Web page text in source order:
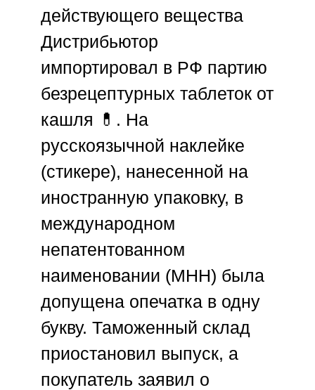
действующего вещества
Дистрибьютор
импортировал в РФ партию
безрецептурных таблеток от
кашля 💊. На
русскоязычной наклейке
(стикере), нанесенной на
иностранную упаковку, в
международном
непатентованном
наименовании (МНН) была
допущена опечатка в одну
букву. Таможенный склад
приостановил выпуск, а
покупатель заявил о